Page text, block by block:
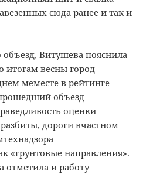
сюда ранее и так и
объезд, Витушева пояснила
итогам весны город
меместе в рейтинге
объезд
оценки –
дороги вчастном
«грунтовые направления».
отметила и работу